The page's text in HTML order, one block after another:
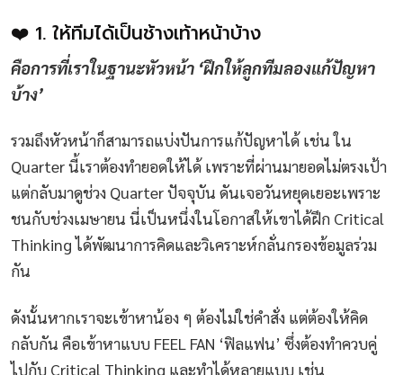
❤️ 1. ให้ทีมได้เป็นช้างเท้าหน้าบ้าง
คือการที่เราในฐานะหัวหน้า ‘ฝึกให้ลูกทีมลองแก้ปัญหา
บ้าง’
รวมถึงหัวหน้าก็สามารถแบ่งปันการแก้ปัญหาได้ เช่น ใน
Quarter นี้เราต้องทำยอดให้ได้ เพราะที่ผ่านมายอดไม่ตรงเป้า
แต่กลับมาดูช่วง Quarter ปัจจุบัน ดันเจอวันหยุดเยอะเพราะ
ชนกับช่วงเมษายน นี่เป็นหนึ่งในโอกาสให้เขาได้ฝึก Critical
Thinking ได้พัฒนาการคิดและวิเคราะห์กลั่นกรองข้อมูลร่วม
กัน
ดังนั้นหากเราจะเข้าหาน้อง ๆ ต้องไม่ใช่คำสั่ง แต่ต้องให้คิด
กลับกัน คือเข้าหาแบบ FEEL FAN ‘ฟิลแฟน’ ซึ่งต้องทำควบคู่
ไปกับ Critical Thinking และทำได้หลายแบบ เช่น